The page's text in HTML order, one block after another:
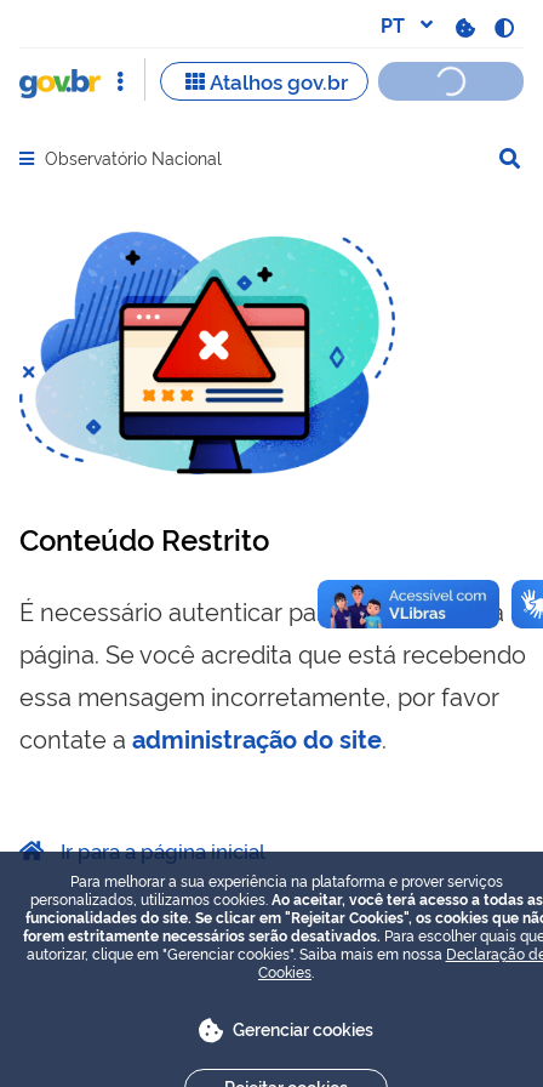
Abrir menu principal de navegação
Observatório Nacional
Conteúdo Restrito
É necessário autenticar para visualizar essa
página. Se você acredita que está recebendo
essa mensagem incorretamente, por favor
contate a administração do site.
Ir para a página inicial
Para melhorar a sua experiência na plataforma e prover serviços
personalizados, utilizamos cookies. Ao aceitar, você terá acesso a todas as
funcionalidades do site. Se clicar em "Rejeitar Cookies", os cookies que
forem estritamente necessários serão desativados. Para escolher quais
autorizar, clique em "Gerenciar cookies". Saiba mais em nossa Declaração
Cookies
Gerenciar cookies